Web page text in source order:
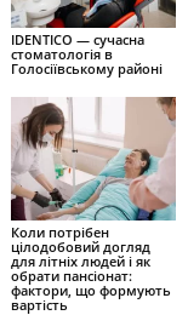
IDENTICO — сучасна
стоматологія в
Голосіївському районі
Коли потрібен
цілодобовий догляд
для літніх людей і як
обрати пансіонат:
фактори, що формують
вартість